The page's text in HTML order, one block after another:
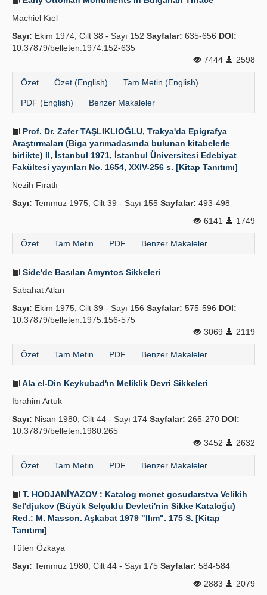
Machiel Kıel
Sayı: Ekim 1974, Cilt 38 - Sayı 152 Sayfalar: 635-656 DOI:
10.37879/belleten.1974.152-635
7444
2598
Özet Özet (English) Tam Metin (English)
PDF (English) Benzer Makaleler
Prof. Dr. Zafer TAŞLIKLIOĞLU, Trakya'da Epigrafya
Araştırmaları (Biga yarımadasında bulunan kitabelerle
birlikte) II, İstanbul 1971, İstanbul Üniversitesi Edebiyat
Fakültesi yayınları No. 1654, XXIV-256 s. [Kitap Tanıtımı]
Nezih Fıratlı
Sayı: Temmuz 1975, Cilt 39 - Sayı 155 Sayfalar: 493-498
6141
1749
Özet Tam Metin PDF Benzer Makaleler
Side'de Basılan Amyntos Sikkeleri
Sabahat Atlan
Sayı: Ekim 1975, Cilt 39 - Sayı 156 Sayfalar: 575-596 DOI:
10.37879/belleten.1975.156-575
3069
2119
Özet Tam Metin PDF Benzer Makaleler
Ala el-Din Keykubad'ın Meliklik Devri Sikkeleri
İbrahim Artuk
Sayı: Nisan 1980, Cilt 44 - Sayı 174 Sayfalar: 265-270 DOI:
10.37879/belleten.1980.265
3452
2632
Özet Tam Metin PDF Benzer Makaleler
T. HODJANİYAZOV : Katalog monet gosudarstva Velikih
Sel'djukov (Büyük Selçuklu Devleti'nin Sikke Kataloğu)
Red.: M. Masson. Aşkabat 1979 "Ilım". 175 S. [Kitap
Tanıtımı]
Tüten Özkaya
Sayı: Temmuz 1980, Cilt 44 - Sayı 175 Sayfalar: 584-584
2883
2079